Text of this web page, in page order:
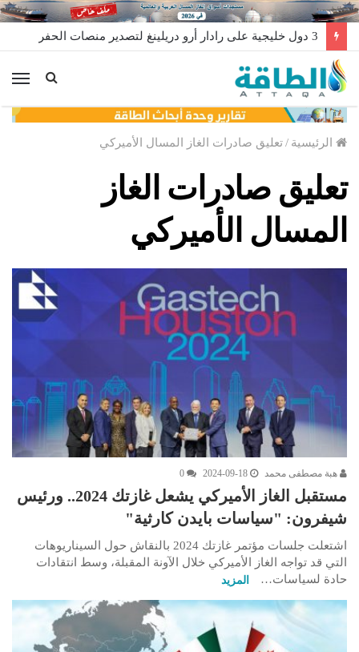
3 دول خليجية على رادار أرو دريلينغ لتصدير منصات الحفر
الرئيسية /تعليق صادرات الغاز المسال الأميركي
تعليق صادرات الغاز
المسال الأميركي
هبة مصطفى محمد 2024-09-18
0
مستقبل الغاز الأميركي يشعل غازتك 2024.. ورئيس
شيفرون: "سياسات بايدن كارثية"
اشتعلت جلسات مؤتمر غازتك 2024 بالنقاش حول السيناريوهات
التي قد تواجه الغاز الأميركي خلال الآونة المقبلة، وسط انتقادات
حادة لسياسات…
المزيد